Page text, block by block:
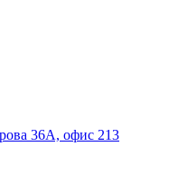
36А, офис 213